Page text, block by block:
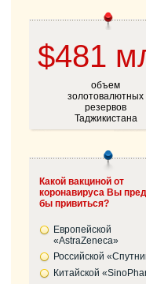
$481
объем
золотовалютных
резервов
Таджикистана
Какой вакциной от
коронавируса Вы
бы привиться?
Европейской
«AstraZeneca»
Российской
Китайской